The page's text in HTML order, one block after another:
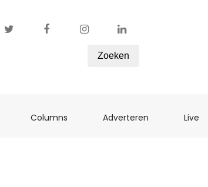
Zoeken
(current)Columns (current)Adverteren (current)Live